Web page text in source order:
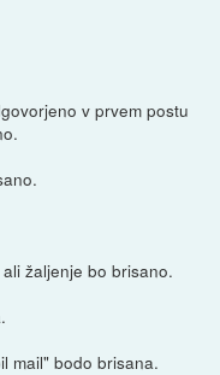
v prvem postu
žaljenje bo brisano.
mail" bodo brisana.